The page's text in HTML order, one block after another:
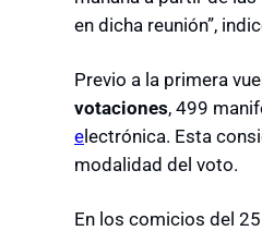
en dicha reunión”,
Previo a la primera
votaciones, 499
electrónica. Esta
modalidad del voto.
En los comicios del